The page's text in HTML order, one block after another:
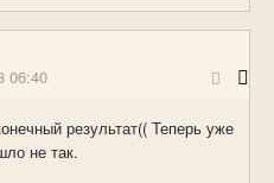
06:40
результат(( Теперь уже
не так.